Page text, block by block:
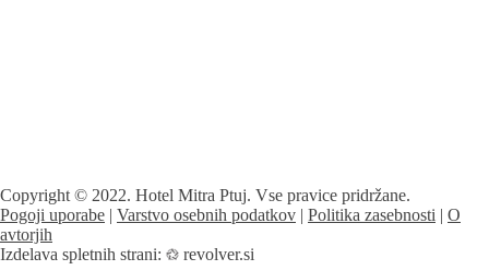
Copyright © 2022. Hotel Mitra Ptuj. Vse pravice pridržane.
Pogoji uporabe | Varstvo osebnih podatkov | Politika zasebnosti | O
avtorjih
Izdelava spletnih strani:
revolver.si